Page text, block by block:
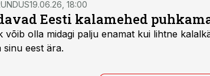
19.06.26, 18:00
Eesti kalamehed
võib olla midagi palju enamat kui lihtne
sinu eest ära.